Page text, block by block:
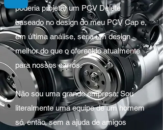
poderia projetar um PCV Delete
baseado no design do meu PCV Cap e,
em última análise, seria um design
melhor do que o oferecido atualmente
para nossos carros.
Não sou uma grande empresa; Sou
literalmente uma equipe de um homem
só, então, sem a ajuda de amigos